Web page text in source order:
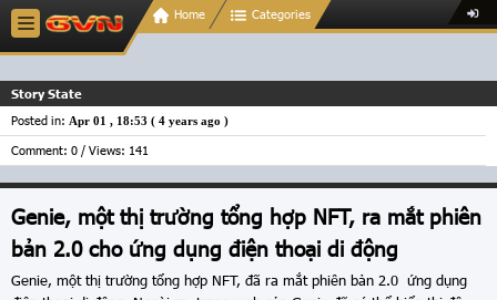
Home Categories
Story State
Posted in: Apr 01 , 18:53 ( 4 years ago )
Comment: 0 / Views: 141
Genie, một thị trường tổng hợp NFT, ra mắt phiên
bản 2.0 cho ứng dụng điện thoại di động
Genie, một thị trường tổng hợp NFT, đã ra mắt phiên bản 2.0 ứng dụng